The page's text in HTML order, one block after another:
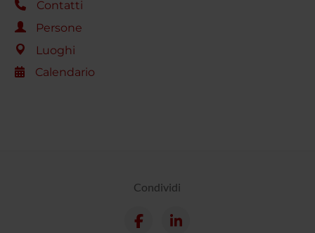
Contatti
Persone
Luoghi
Calendario
Condividi